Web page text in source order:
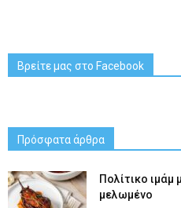
Βρείτε μας στο Facebook
Πρόσφατα άρθρα
Πολίτικο ιμάμ
μελωμένο